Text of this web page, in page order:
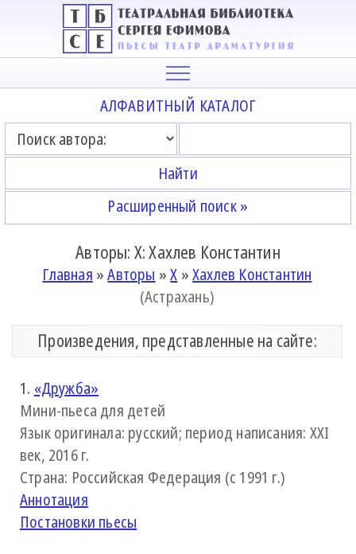
АЛФАВИТНЫЙ КАТАЛОГ
Расширенный поиск »
Авторы: Х: Хахлев Константин
Главная »Авторы »Х »Хахлев Константин
(Астрахань)
Произведения, представленные на сайте:
1. «Дружба»
Мини-пьеса для детей
Язык оригинала: русский; период написания: XXI
век, 2016 г.
Страна: Российская Федерация (с 1991 г.)
Аннотация
Постановки пьесы